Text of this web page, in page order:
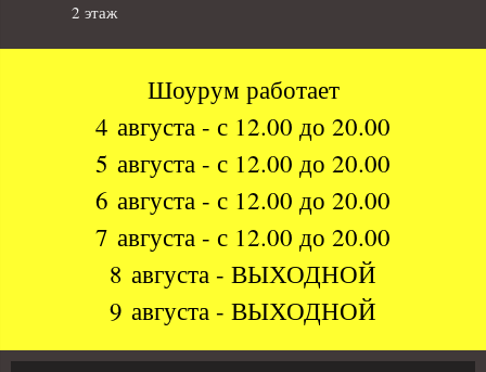
2 этаж
Шоурум работает
4 августа - с 12.00 до 20.00
5 августа - с 12.00 до 20.00
6 августа - с 12.00 до 20.00
7 августа - с 12.00 до 20.00
8 августа - ВЫХОДНОЙ
9 августа - ВЫХОДНОЙ